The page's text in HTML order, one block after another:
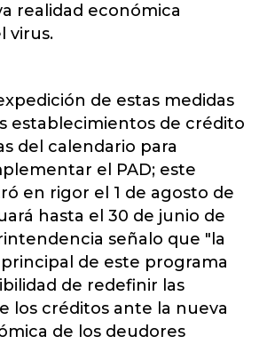
realidad económica
virus.
de estas medidas
establecimientos de crédito
del calendario para
el PAD; este
en rigor el 1 de agosto de
hasta el 30 de junio de
señalo que "la
de este programa
de redefinir las
los créditos ante la nueva
de los deudores